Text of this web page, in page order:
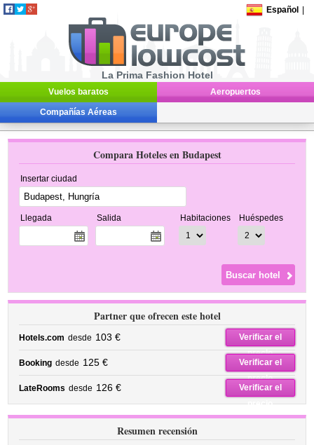
Español
La Prima Fashion Hotel
Vuelos baratos Aeropuertos
Compañías Aéreas
Compara Hoteles en Budapest
Insertar ciudad
Llegada Salida Habitaciones Huéspedes
Partner que ofrecen este hotel
Hotels.com desde 103 €
Verificar el
precio
Booking desde 125 €
Verificar el
precio
LateRooms desde 126 €
Verificar el
precio
Resumen recensión